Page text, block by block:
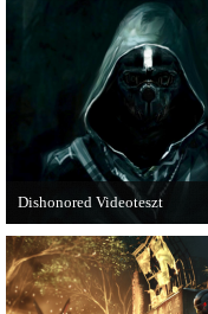
A héten nagyot villantottak
techdemója is ütött.
Dishonored Videoteszt
Chris és Wilson bemutatja a
egyik legnagyobb
Pörögjön a Dishonored